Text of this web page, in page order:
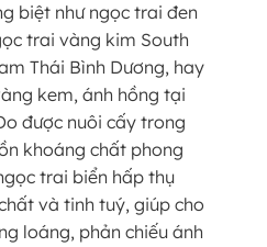
biệt như ngọc trai đen
trai vàng kim South
Thái Bình Dương, hay
kem, ánh hồng tại
được nuôi cấy trong
khoáng chất phong
trai biển hấp thụ
và tinh tuý, giúp cho
loáng, phản chiếu ánh